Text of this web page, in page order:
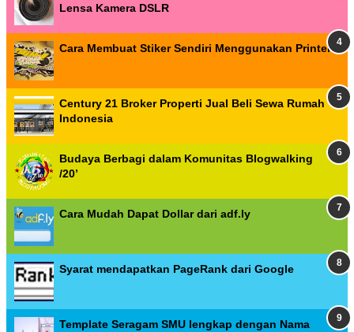
Lensa Kamera DSLR
Cara Membuat Stiker Sendiri Menggunakan Printer
Century 21 Broker Properti Jual Beli Sewa Rumah
Indonesia
Budaya Berbagi dalam Komunitas Blogwalking
/20’
Cara Mudah Dapat Dollar dari adf.ly
Syarat mendapatkan PageRank dari Google
Template Seragam SMU lengkap dengan Nama